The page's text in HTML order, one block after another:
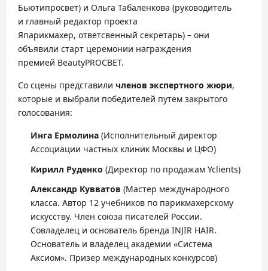
Бьютипросвет) и Ольга Табаленкова (руководитель
и главный редактор проекта
Япарикмахер, ответсвенный секретарь) – они
объявили старт церемонии награждения
премией BeautyPROСВЕТ.
Со сцены представили членов экспертного жюри,
которые и выбрали победителей путем закрытого
голосования:
Инга Ермолина (Исполнительный директор
Ассоциации частных клиник Москвы и ЦФО)
Кирилл Руденко (Директор по продажам Yclients)
Александр Кувватов (Мастер международного
класса. Автор 12 учебников по парикмахерскому
искусству. Член союза писателей России.
Совладелец и основатель бренда INJIR HAIR.
Основатель и владелец академии «Система
Аксиом». Призер международных конкурсов)